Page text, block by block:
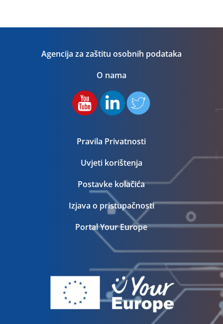
Agencija za zaštitu osobnih podataka
O nama
Pravila Privatnosti
Uvjeti korištenja
Postavke kolačića
Izjava o pristupačnosti
Portal Your Europe